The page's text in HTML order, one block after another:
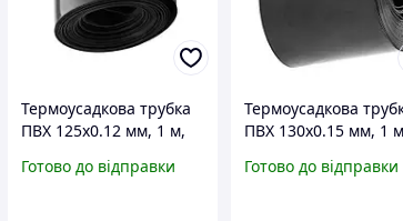
Термоусадкова трубка
ПВХ 125x0.12 мм, 1 м,
Готово до відправки
Термоусадкова
ПВХ 130x0.15 мм, 1
Готово до відправки